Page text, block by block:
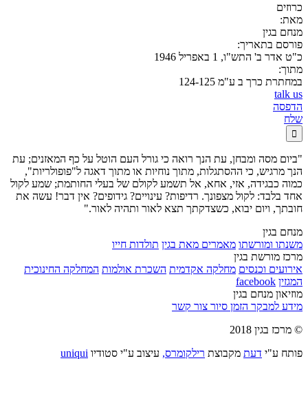
כרוזים
מאת:
מנחם בגין
פורסם בתאריך:
כ"ט אדר ב' התש"ו, 1 באפריל 1946
מתוך:
במחתרת כרך ב ע"מ 124-125
talk us
הדפסה
שלח

"ביום מסה ומבחן, עת הנך רואה כי גורל העם הוטל על כף המאזנים; עת
הנך מרגיש, כי ההסתגלות, מתוך נוחיות או מתוך דאגה ל"פופולריות",
כמוה כבגידה, אזי, אחא, אל תשמע לקולם של בעלי החותמת; שמע לקול
אחד בלבד: לקול מצפונך. רדיפות? עינויים? גידופים? אין דבר! עשה את
חובתך, ויום יבוא, כשצדקתך תצא לאור ותהיה לאור."
מנחם בגין
משנתו ומורשתו מאמרים מאת בגין תולדות חייו
מרכז מורשת בגין
אירועים וכנסים מחלקה אקדמית השכרת אולמות המחלקה החינוכית
המגזין facebook
מוזיאון מנחם בגין
מידע למבקר הזמן סיור צור קשר
© מרכז בגין 2018
פותח ע"י דעת מקבוצת רילקומרס, עיצוב ע"י סטודיו uniqui